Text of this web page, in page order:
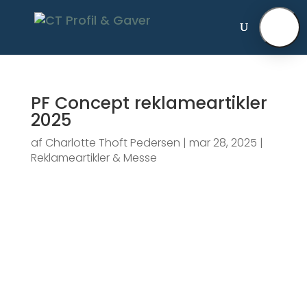
PF Concept reklameartikler
2025
af Charlotte Thoft Pedersen | mar 28, 2025 |
Reklameartikler & Messe